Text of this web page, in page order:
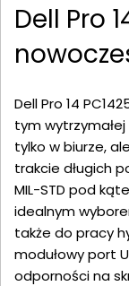
Dell Pro
Dell Pro 14
tym
tylko w biurze,
trakcie długich
MIL-STD pod
idealnym
także do pracy
modułowy port
odporności na